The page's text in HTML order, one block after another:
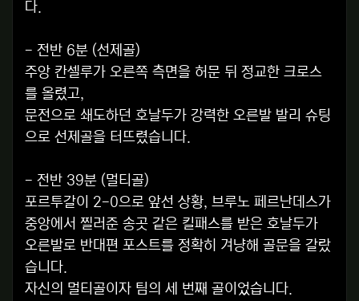
다.
- 전반 6분 (선제골)
주앙 칸셀루가 오른쪽 측면을 허문 뒤 정교한 크로스
를 올렸고,
문전으로 쇄도하던 호날두가 강력한 오른발 발리 슈팅
으로 선제골을 터뜨렸습니다.
- 전반 39분 (멀티골)
포르투갈이 2-0으로 앞선 상황, 브루노 페르난데스가
중앙에서 찔러준 송곳 같은 킬패스를 받은 호날두가
오른발로 반대편 포스트를 정확히 겨냥해 골문을 갈랐
습니다.
자신의 멀티골이자 팀의 세 번째 골이었습니다.